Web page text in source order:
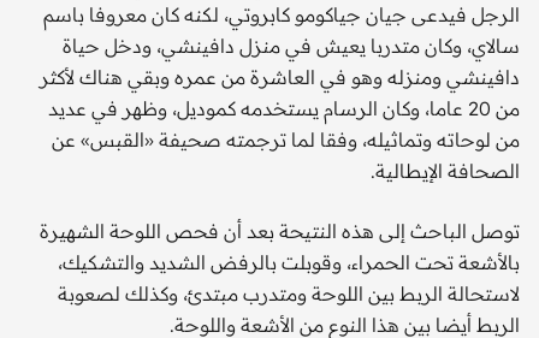
الرجل فيدعى جيان جياكومو كابروتي، لكنه كان معروفا باسم
سالاي، وكان متدربا يعيش في منزل دافينشي، ودخل حياة
دافينشي ومنزله وهو في العاشرة من عمره وبقي هناك لأكثر
من 20 عاما، وكان الرسام يستخدمه كموديل، وظهر في عديد
من لوحاته وتماثيله، وفقا لما ترجمته صحيفة «القبس» عن
الصحافة الإيطالية.
توصل الباحث إلى هذه النتيحة بعد أن فحص اللوحة الشهيرة
بالأشعة تحت الحمراء، وقوبلت بالرفض الشديد والتشكيك،
لاستحالة الربط بين اللوحة ومتدرب مبتدئ، وكذلك لصعوبة
الربط أيضا بين هذا النوع من الأشعة واللوحة.